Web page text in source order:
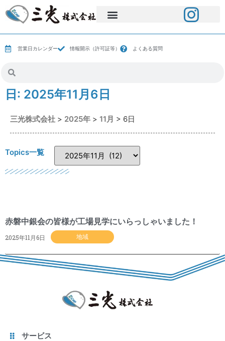
営業日カレンダー 情報開示（許可証等） よくある質問
日: 2025年11月6日
三光株式会社 > 2025年 > 11月 > 6日
Topics一覧
地域
赤磐中銀会の皆様が工場見学にいらっしゃいました！
2025年11月6日
サービス